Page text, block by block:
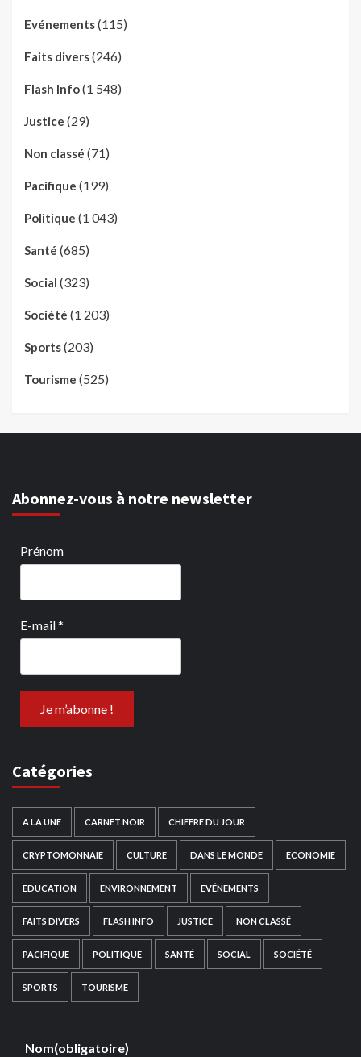
Evénements(115)
Faits divers(246)
Flash Info(1 548)
Justice (29)
Non classé (71)
Pacifique (199)
Politique (1 043)
Santé (685)
Social (323)
Société (1 203)
Sports(203)
Tourisme (525)
Abonnez-vous à notre newsletter
Prénom
E-mail*
Catégories
A LA UNE CARNET NOIR CHIFFRE DU JOUR
CRYPTOMONNAIE CULTURE DANS LE MONDE ECONOMIE
EDUCATION ENVIRONNEMENT EVÉNEMENTS
FAITS DIVERS FLASH INFO JUSTICE NON CLASSÉ
PACIFIQUE POLITIQUE SANTÉ SOCIAL SOCIÉTÉ
SPORTS TOURISME
Nom(obligatoire)